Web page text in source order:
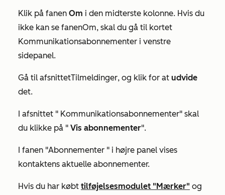
Klik på fanen Om i den midterste kolonne. Hvis du
ikke kan se fanenOm, skal du gå til kortet
Kommunikationsabonnementer i venstre
sidepanel.
Gå til afsnittetTilmeldinger, og klik for at udvide
det.
I afsnittet " Kommunikationsabonnementer" skal
du klikke på " Vis abonnementer".
I fanen "Abonnementer " i højre panel vises
kontaktens aktuelle abonnementer.
Hvis du har købt tilføjelsesmodulet "Mærker" og